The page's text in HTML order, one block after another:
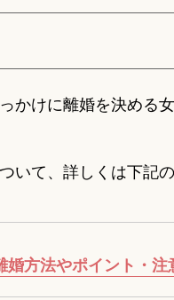
かけに離婚を決める
いて、詳しくは下記
方法やポイント・